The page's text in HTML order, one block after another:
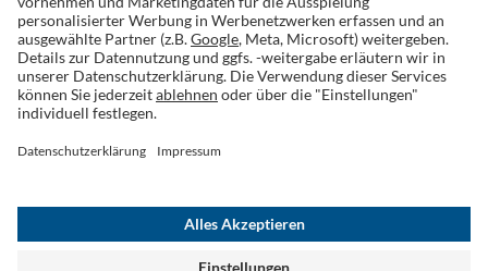
Widerruf einreichen